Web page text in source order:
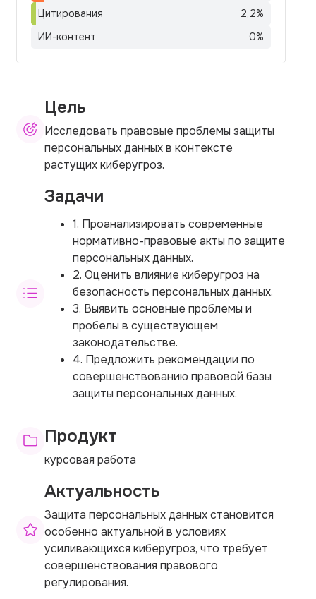
Цитирования
2,2%
ИИ-контент
0%
Цель
Исследовать правовые проблемы защиты
персональных данных в контексте
растущих киберугроз.
Задачи
1. Проанализировать современные
нормативно-правовые акты по защите
персональных данных.
2. Оценить влияние киберугроз на
безопасность персональных данных.
3. Выявить основные проблемы и
пробелы в существующем
законодательстве.
4. Предложить рекомендации по
совершенствованию правовой базы
защиты персональных данных.
Продукт
курсовая работа
Актуальность
Защита персональных данных становится
особенно актуальной в условиях
усиливающихся киберугроз, что требует
совершенствования правового
регулирования.